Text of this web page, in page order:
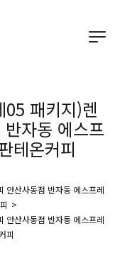
05 패키지)렌
자동 에스프
테온커피
안산사동점 반자동 에스프레
>
안산사동점 반자동 에스프레
피